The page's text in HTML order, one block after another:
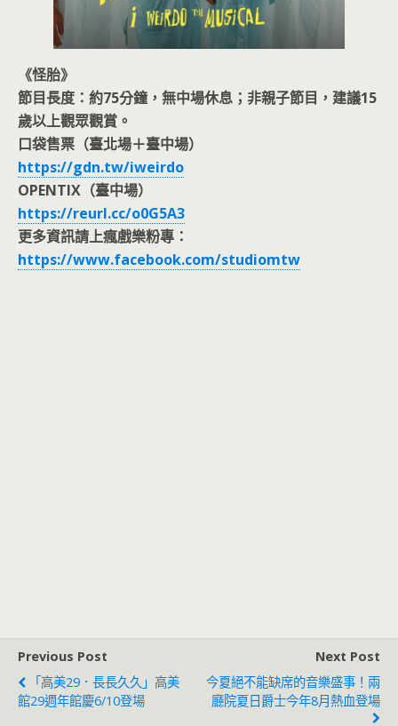
《怪胎》
節目長度：約75分鐘，無中場休息；非親子節目，建議15
歲以上觀眾觀賞。
口袋售票（臺北場＋臺中場）
https://gdn.tw/iweirdo
OPENTIX（臺中場）
https://reurl.cc/o0G5A3
更多資訊請上瘋戲樂粉專：
https://www.facebook.com/studiomtw
Previous Post
「高美29．長長久久」高美
館29週年館慶6/10登場
Next Post
今夏絕不能缺席的音樂盛事！兩
廳院夏日爵士今年8月熱血登場